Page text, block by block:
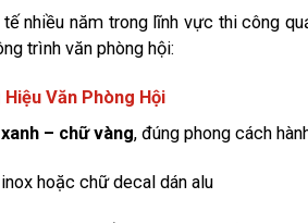
nhiều năm trong lĩnh vực thi công
trình văn phòng hội:
Văn Phòng Hội
– chữ vàng, đúng phong cách
hoặc chữ decal dán alu